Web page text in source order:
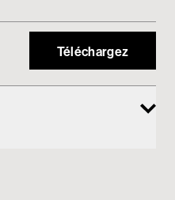
Téléchargez